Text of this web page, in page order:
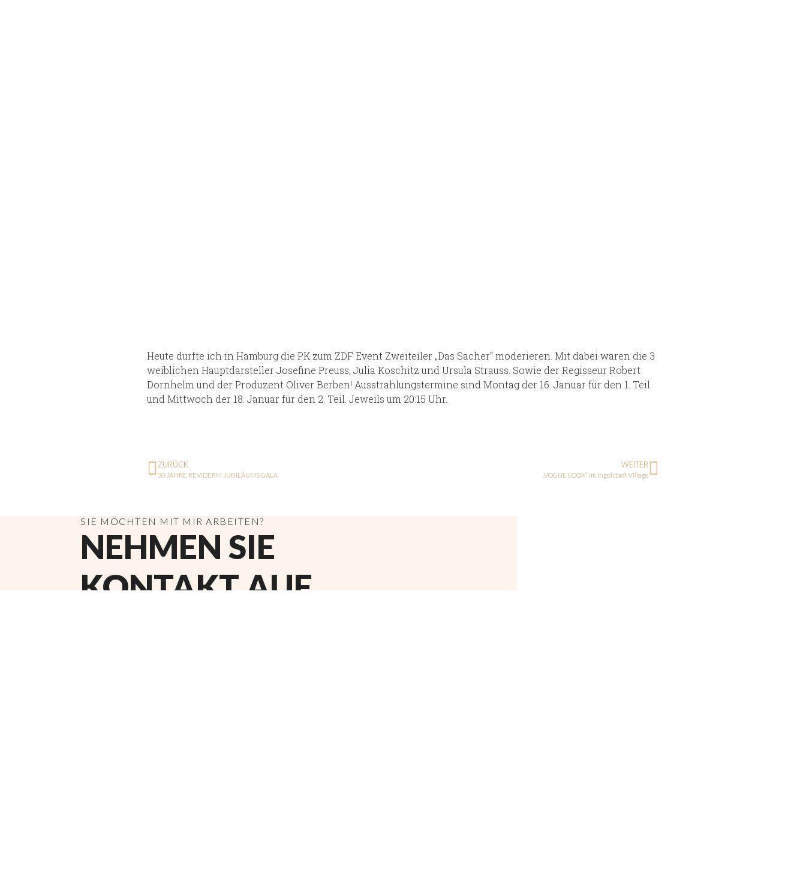
Heute durfte ich in Hamburg die PK zum ZDF Event Zweiteiler „Das Sacher“ moderieren. Mit dabei waren die 3
weiblichen Hauptdarsteller Josefine Preuss, Julia Koschitz und Ursula Strauss. Sowie der Regisseur Robert
Dornhelm und der Produzent Oliver Berben! Ausstrahlungstermine sind Montag der 16. Januar für den 1. Teil
und Mittwoch der 18. Januar für den 2. Teil. Jeweils um 20:15 Uhr.
ZURÜCK
30 JAHRE REVIDERM JUBILÄUMS GALA
WEITER
„VOGUE LOOK“ im Ingolstadt Village
SIE MÖCHTEN MIT MIR ARBEITEN?
NEHMEN SIE
KONTAKT AUF.